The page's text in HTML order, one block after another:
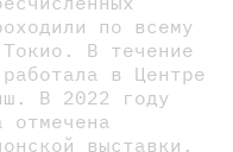
по всему
В течение
в Центре
В 2022 году
отмечена
выставки.